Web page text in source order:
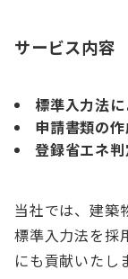
サービス内容
標準入力法
申請書類の
登録省エネ
当社では、建築
標準入力法を採
にも貢献いたし